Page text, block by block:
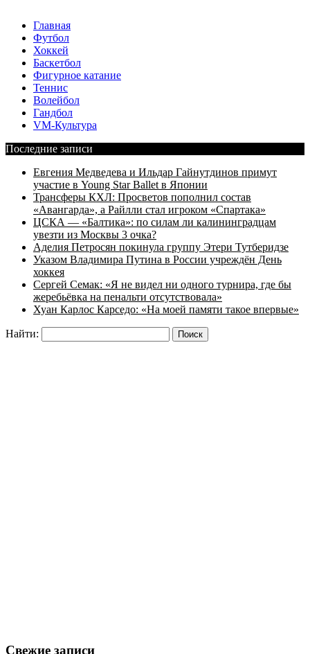
Главная
Футбол
Хоккей
Баскетбол
Фигурное катание
Теннис
Волейбол
Гандбол
VM-Культура
Последние записи
Евгения Медведева и Ильдар Гайнутдинов примут
участие в Young Star Ballet в Японии
Трансферы КХЛ: Просветов пополнил состав
«Авангарда», а Райлли стал игроком «Спартака»
ЦСКА — «Балтика»: по силам ли калининградцам
увезти из Москвы 3 очка?
Аделия Петросян покинула группу Этери Тутберидзе
Указом Владимира Путина в России учреждён День
хоккея
Сергей Семак: «Я не видел ни одного турнира, где бы
жеребьёвка на пенальти отсутствовала»
Хуан Карлос Карседо: «На моей памяти такое впервые»
Найти:
Свежие записи